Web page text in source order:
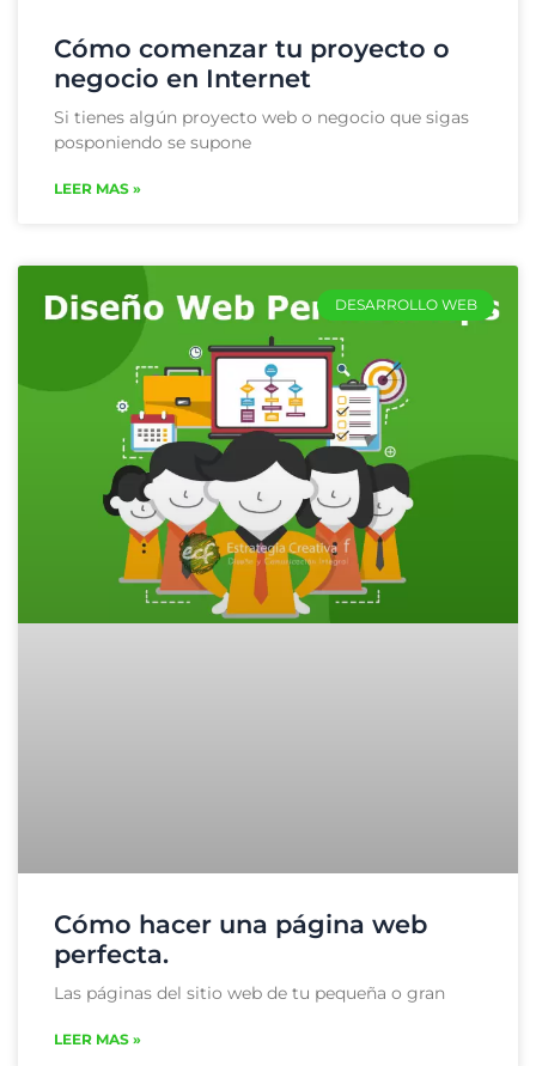
Cómo comenzar tu proyecto o
negocio en Internet
Si tienes algún proyecto web o negocio que sigas
posponiendo se supone
LEER MAS »
DESARROLLO WEB
Cómo hacer una página web
perfecta.
Las páginas del sitio web de tu pequeña o gran
LEER MAS »